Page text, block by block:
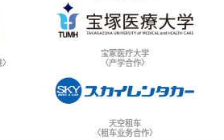
宝冢医疗大学
〈产学合作〉
天空租车
〈租车业务合作〉